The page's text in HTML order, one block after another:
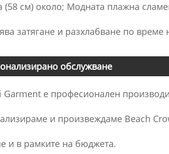
(58 см) около; Модната плажна
затягане и разхлабване по
обслужване
Garment е професионален
и произвеждаме Beach
и в рамките на бюджета.